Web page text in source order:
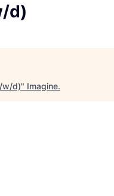
d)
w/d)" Imagine.